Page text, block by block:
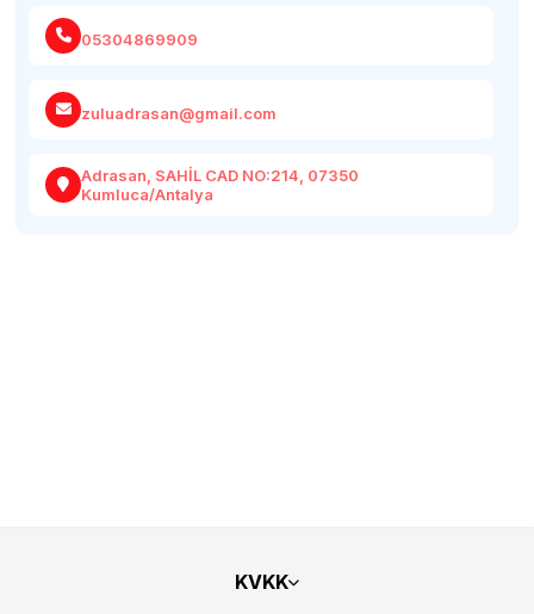
05304869909
zuluadrasan@gmail.com
Adrasan, SAHİL CAD NO:214, 07350
Kumluca/Antalya
KVKK